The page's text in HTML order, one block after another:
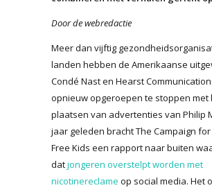
Door de webredactie
Meer dan vijftig
landen hebben de Amerikaanse
Condé Nast en Hearst
opnieuw opgeroepen te stoppen met
plaatsen van advertenties van Philip
jaar geleden bracht The Campaign for
Free Kids een rapport naar buiten
datjongeren overstelpt worden met
nicotinereclame op social media. Het